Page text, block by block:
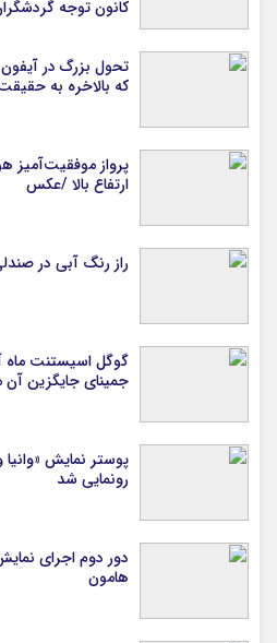
کانون توجه
که بالاخره به
پرواز موفقیت‌آمیز
ارتفاع بالا /عکس
راز رنگ آبی در
گوگل اسیستنت ماه
جمینای جایگزین
پوستر نمایش
رونمایی شد
دور دوم اجرای
هامون